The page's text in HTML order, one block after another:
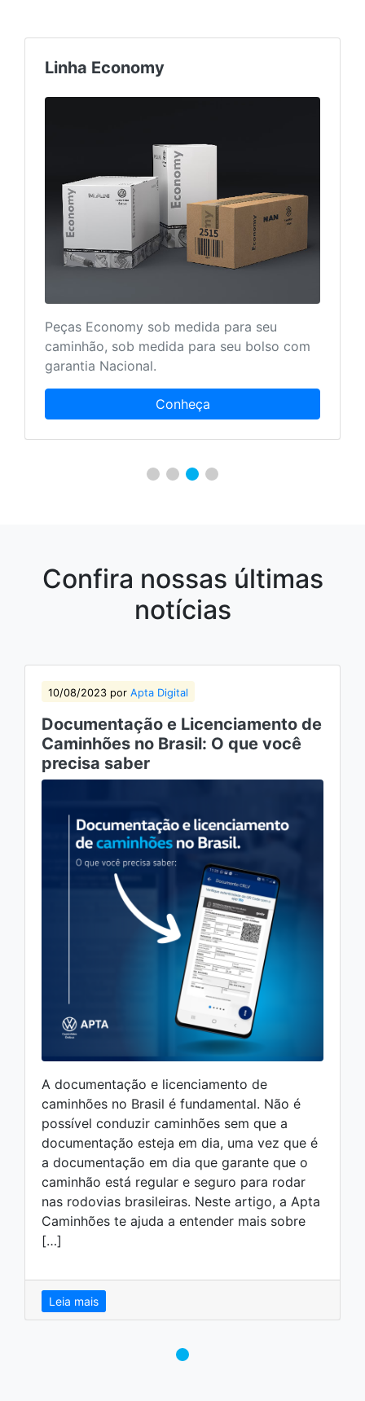
Truck & Bus Center
Mais serviços aos nossos clientes para que
ele encontre tudo em um único local.
Confira nossas últimas
notícias
10/08/2023 por Apta Digital
Documentação e Licenciamento de
Caminhões no Brasil: O que você
precisa saber
A documentação e licenciamento de
caminhões no Brasil é fundamental. Não é
possível conduzir caminhões sem que a
documentação esteja em dia, uma vez que é
a documentação em dia que garante que o
caminhão está regular e seguro para rodar
nas rodovias brasileiras. Neste artigo, a Apta
Caminhões te ajuda a entender mais sobre
[…]
Leia mais